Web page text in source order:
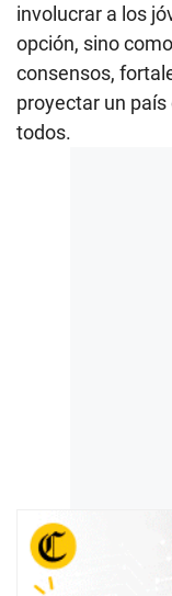
involucrar a los
opción, sino
consensos,
proyectar un
todos.